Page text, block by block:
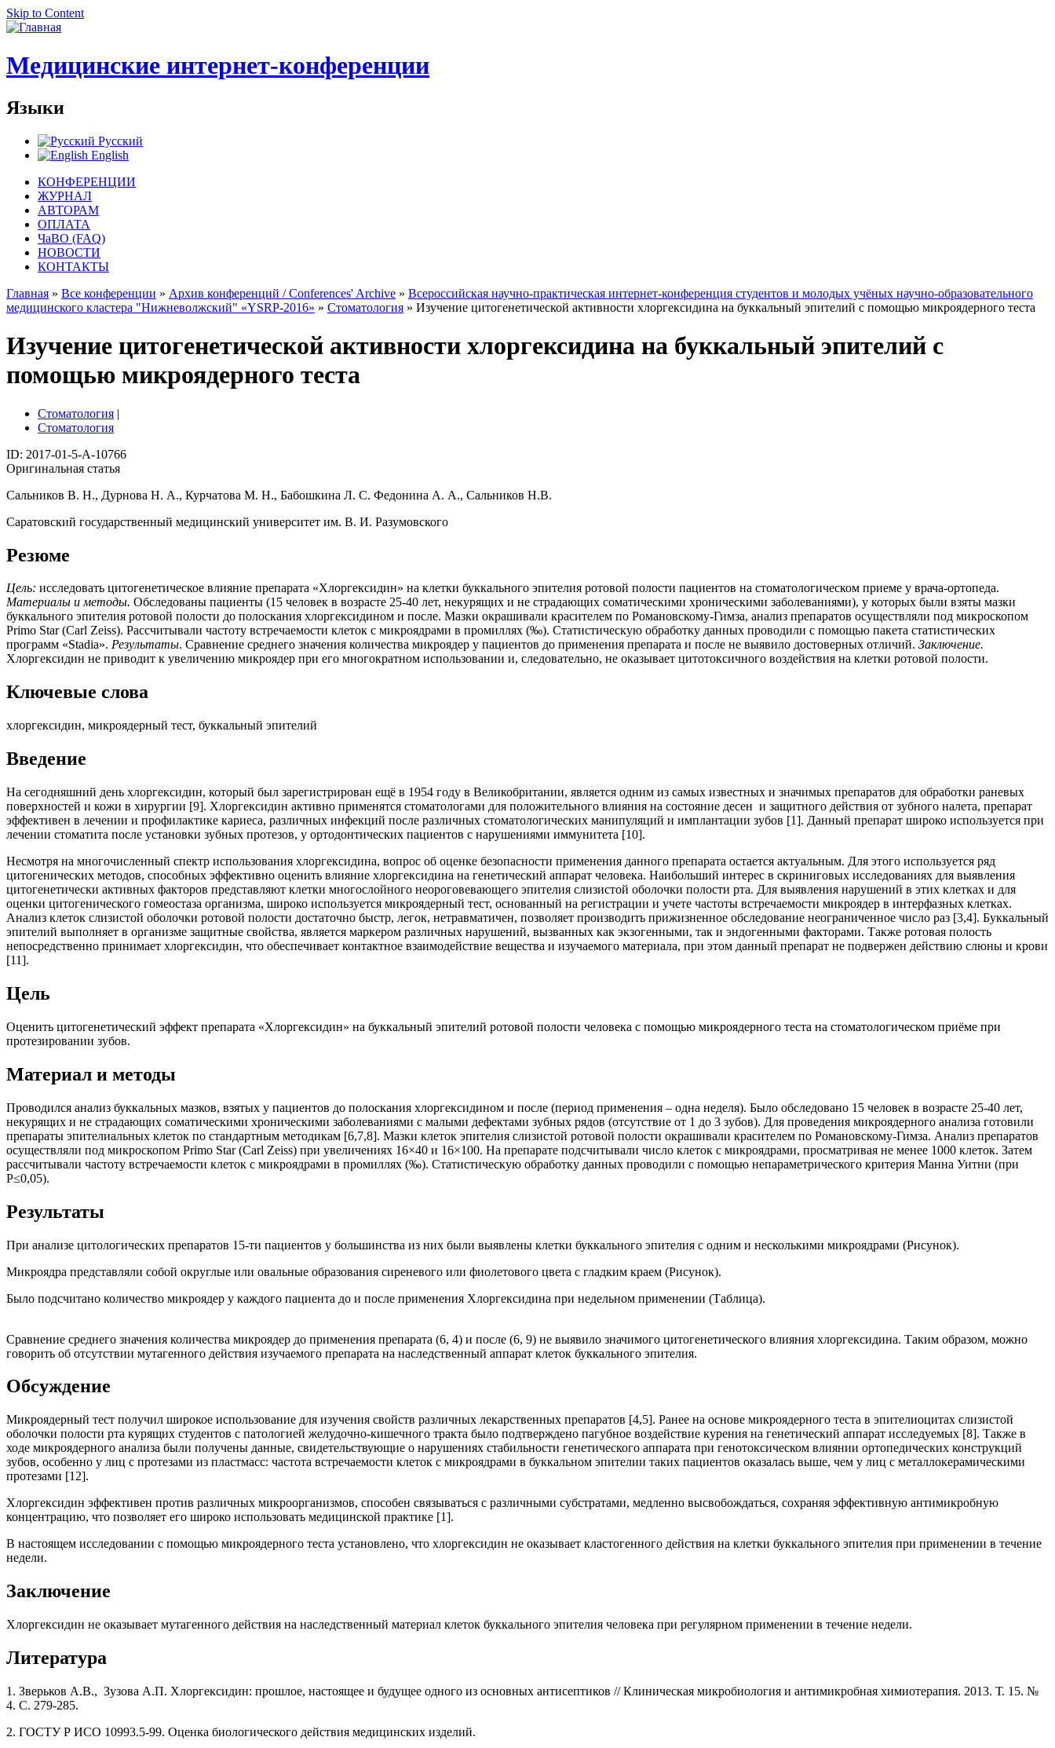
Skip to Content
Медицинские интернет-конференции
Языки
Русский
English
КОНФЕРЕНЦИИ
ЖУРНАЛ
АВТОРАМ
ОПЛАТА
ЧаВО (FAQ)
НОВОСТИ
КОНТАКТЫ
Главная » Все конференции » Архив конференций / Conferences' Archive » Всероссийская научно-практическая интернет-конференция студентов и молодых учёных научно-образовательного
медицинского кластера "Нижневолжский" «YSRP-2016» » Стоматология » Изучение цитогенетической активности хлоргексидина на буккальный эпителий с помощью микроядерного теста
Изучение цитогенетической активности хлоргексидина на буккальный эпителий с
помощью микроядерного теста
Стоматология |
Стоматология
ID: 2017-01-5-A-10766
Оригинальная статья
Сальников В. Н., Дурнова Н. А., Курчатова М. Н., Бабошкина Л. С. Федонина А. А., Сальников Н.В.
Саратовский государственный медицинский университет им. В. И. Разумовского
Резюме
Цель: исследовать цитогенетическое влияние препарата «Хлоргексидин» на клетки буккального эпителия ротовой полости пациентов на стоматологическом приеме у врача-ортопеда.
Материалы и методы. Обследованы пациенты (15 человек в возрасте 25-40 лет, некурящих и не страдающих соматическими хроническими заболеваниями), у которых были взяты мазки
буккального эпителия ротовой полости до полоскания хлоргексидином и после. Мазки окрашивали красителем по Романовскому-Гимза, анализ препаратов осуществляли под микроскопом
Primo Star (Carl Zeiss). Рассчитывали частоту встречаемости клеток с микроядрами в промиллях (‰). Статистическую обработку данных проводили с помощью пакета статистических
программ «Stadia». Результаты. Сравнение среднего значения количества микроядер у пациентов до применения препарата и после не выявило достоверных отличий. Заключение.
Хлоргексидин не приводит к увеличению микроядер при его многократном использовании и, следовательно, не оказывает цитотоксичного воздействия на клетки ротовой полости.
Ключевые слова
хлоргексидин, микроядерный тест, буккальный эпителий
Введение
На сегодняшний день хлоргексидин, который был зарегистрирован ещё в 1954 году в Великобритании, является одним из самых известных и значимых препаратов для обработки раневых
поверхностей и кожи в хирургии [9]. Хлоргексидин активно применятся стоматологами для положительного влияния на состояние десен и защитного действия от зубного налета, препарат
эффективен в лечении и профилактике кариеса, различных инфекций после различных стоматологических манипуляций и имплантации зубов [1]. Данный препарат широко используется при
лечении стоматита после установки зубных протезов, у ортодонтических пациентов с нарушениями иммунитета [10].
Несмотря на многочисленный спектр использования хлоргексидина, вопрос об оценке безопасности применения данного препарата остается актуальным. Для этого используется ряд
цитогенических методов, способных эффективно оценить влияние хлоргексидина на генетический аппарат человека. Наибольший интерес в скриниговых исследованиях для выявления
цитогенетически активных факторов представляют клетки многослойного неороговевающего эпителия слизистой оболочки полости рта. Для выявления нарушений в этих клетках и для
оценки цитогенического гомеостаза организма, широко используется микроядерный тест, основанный на регистрации и учете частоты встречаемости микроядер в интерфазных клетках.
Анализ клеток слизистой оболочки ротовой полости достаточно быстр, легок, нетравматичен, позволяет производить прижизненное обследование неограниченное число раз [3,4]. Буккальный
эпителий выполняет в организме защитные свойства, является маркером различных нарушений, вызванных как экзогенными, так и эндогенными факторами. Также ротовая полость
непосредственно принимает хлоргексидин, что обеспечивает контактное взаимодействие вещества и изучаемого материала, при этом данный препарат не подвержен действию слюны и крови
[11].
Цель
Оценить цитогенетический эффект препарата «Хлоргексидин» на буккальный эпителий ротовой полости человека с помощью микроядерного теста на стоматологическом приёме при
протезировании зубов.
Материал и методы
Проводился анализ буккальных мазков, взятых у пациентов до полоскания хлоргексидином и после (период применения – одна неделя). Было обследовано 15 человек в возрасте 25-40 лет,
некурящих и не страдающих соматическими хроническими заболеваниями с малыми дефектами зубных рядов (отсутствие от 1 до 3 зубов). Для проведения микроядерного анализа готовили
препараты эпителиальных клеток по стандартным методикам [6,7,8]. Мазки клеток эпителия слизистой ротовой полости окрашивали красителем по Романовскому-Гимза. Анализ препаратов
осуществляли под микроскопом Primo Star (Carl Zeiss) при увеличениях 16×40 и 16×100. На препарате подсчитывали число клеток с микроядрами, просматривая не менее 1000 клеток. Затем
рассчитывали частоту встречаемости клеток с микроядрами в промиллях (‰). Статистическую обработку данных проводили с помощью непараметрического критерия Манна Уитни (при
Р≤0,05).
Результаты
При анализе цитологических препаратов 15-ти пациентов у большинства из них были выявлены клетки буккального эпителия с одним и несколькими микроядрами (Рисунок).
Микроядра представляли собой округлые или овальные образования сиреневого или фиолетового цвета с гладким краем (Рисунок).
Было подсчитано количество микроядер у каждого пациента до и после применения Хлоргексидина при недельном применении (Таблица).
Сравнение среднего значения количества микроядер до применения препарата (6, 4) и после (6, 9) не выявило значимого цитогенетического влияния хлоргексидина. Таким образом, можно
говорить об отсутствии мутагенного действия изучаемого препарата на наследственный аппарат клеток буккального эпителия.
Обсуждение
Микроядерный тест получил широкое использование для изучения свойств различных лекарственных препаратов [4,5]. Ранее на основе микроядерного теста в эпителиоцитах слизистой
оболочки полости рта курящих студентов с патологией желудочно-кишечного тракта было подтверждено пагубное воздействие курения на генетический аппарат исследуемых [8]. Также в
ходе микроядерного анализа были получены данные, свидетельствующие о нарушениях стабильности генетического аппарата при генотоксическом влиянии ортопедических конструкций
зубов, особенно у лиц с протезами из пластмасс: частота встречаемости клеток с микроядрами в буккальном эпителии таких пациентов оказалась выше, чем у лиц с металлокерамическими
протезами [12].
Хлоргексидин эффективен против различных микроорганизмов, способен связываться с различными субстратами, медленно высвобождаться, сохраняя эффективную антимикробную
концентрацию, что позволяет его широко использовать медицинской практике [1].
В настоящем исследовании с помощью микроядерного теста установлено, что хлоргексидин не оказывает кластогенного действия на клетки буккального эпителия при применении в течение
недели.
Заключение
Хлоргексидин не оказывает мутагенного действия на наследственный материал клеток буккального эпителия человека при регулярном применении в течение недели.
Литература
1. Зверьков А.В., Зузова А.П. Хлоргексидин: прошлое, настоящее и будущее одного из основных антисептиков // Клиническая микробиология и антимикробная химиотерапия. 2013. Т. 15. №
4. С. 279-285.
2. ГОСТУ Р ИСО 10993.5-99. Оценка биологического действия медицинских изделий.